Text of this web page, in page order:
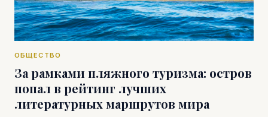
ОБЩЕСТВО
За рамками пляжного туризма: остров
попал в рейтинг лучших
литературных маршрутов мира